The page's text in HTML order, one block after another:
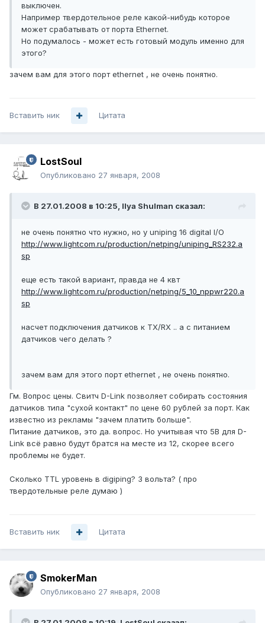
выключен.
Например твердотельное реле какой-нибудь которое
может срабатывать от порта Ethernet.
Но подумалось - может есть готовый модуль именно для
этого?
зачем вам для этого порт ethernet , не очень понятно.
Вставить ник Цитата
LostSoul
Опубликовано 27 января, 2008
В 27.01.2008 в 10:25, Ilya Shulman сказал:
не очень понятно что нужно, но у uniping 16 digital I/O
http://www.lightcom.ru/production/netping/uniping_RS232.a
sp
еще есть такой вариант, правда не 4 квт
http://www.lightcom.ru/production/netping/5_10_nppwr220.a
sp
насчет подключения датчиков к TX/RX .. а с питанием
датчиков чего делать ?
зачем вам для этого порт ethernet , не очень понятно.
Гм. Вопрос цены. Свитч D-Link позволяет собирать состояния
датчиков типа "сухой контакт" по цене 60 рублей за порт. Как
известно из рекламы "зачем платить больше".
Питание датчиков, это да. вопрос. Но учитывая что 5В для D-
Link всё равно будут братся на месте из 12, скорее всего
проблемы не будет.
Сколько TTL уровень в digiping? 3 вольта? ( про
твердотельные реле думаю )
Вставить ник Цитата
SmokerMan
Опубликовано 27 января, 2008